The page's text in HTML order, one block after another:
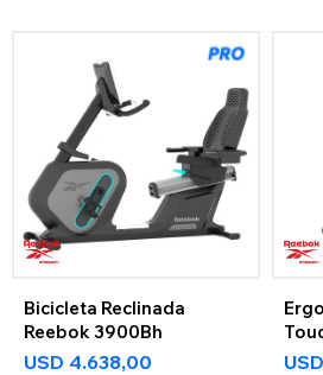
Bicicleta Reclinada
Reebok 3900Bh
USD 4.638,00 USD